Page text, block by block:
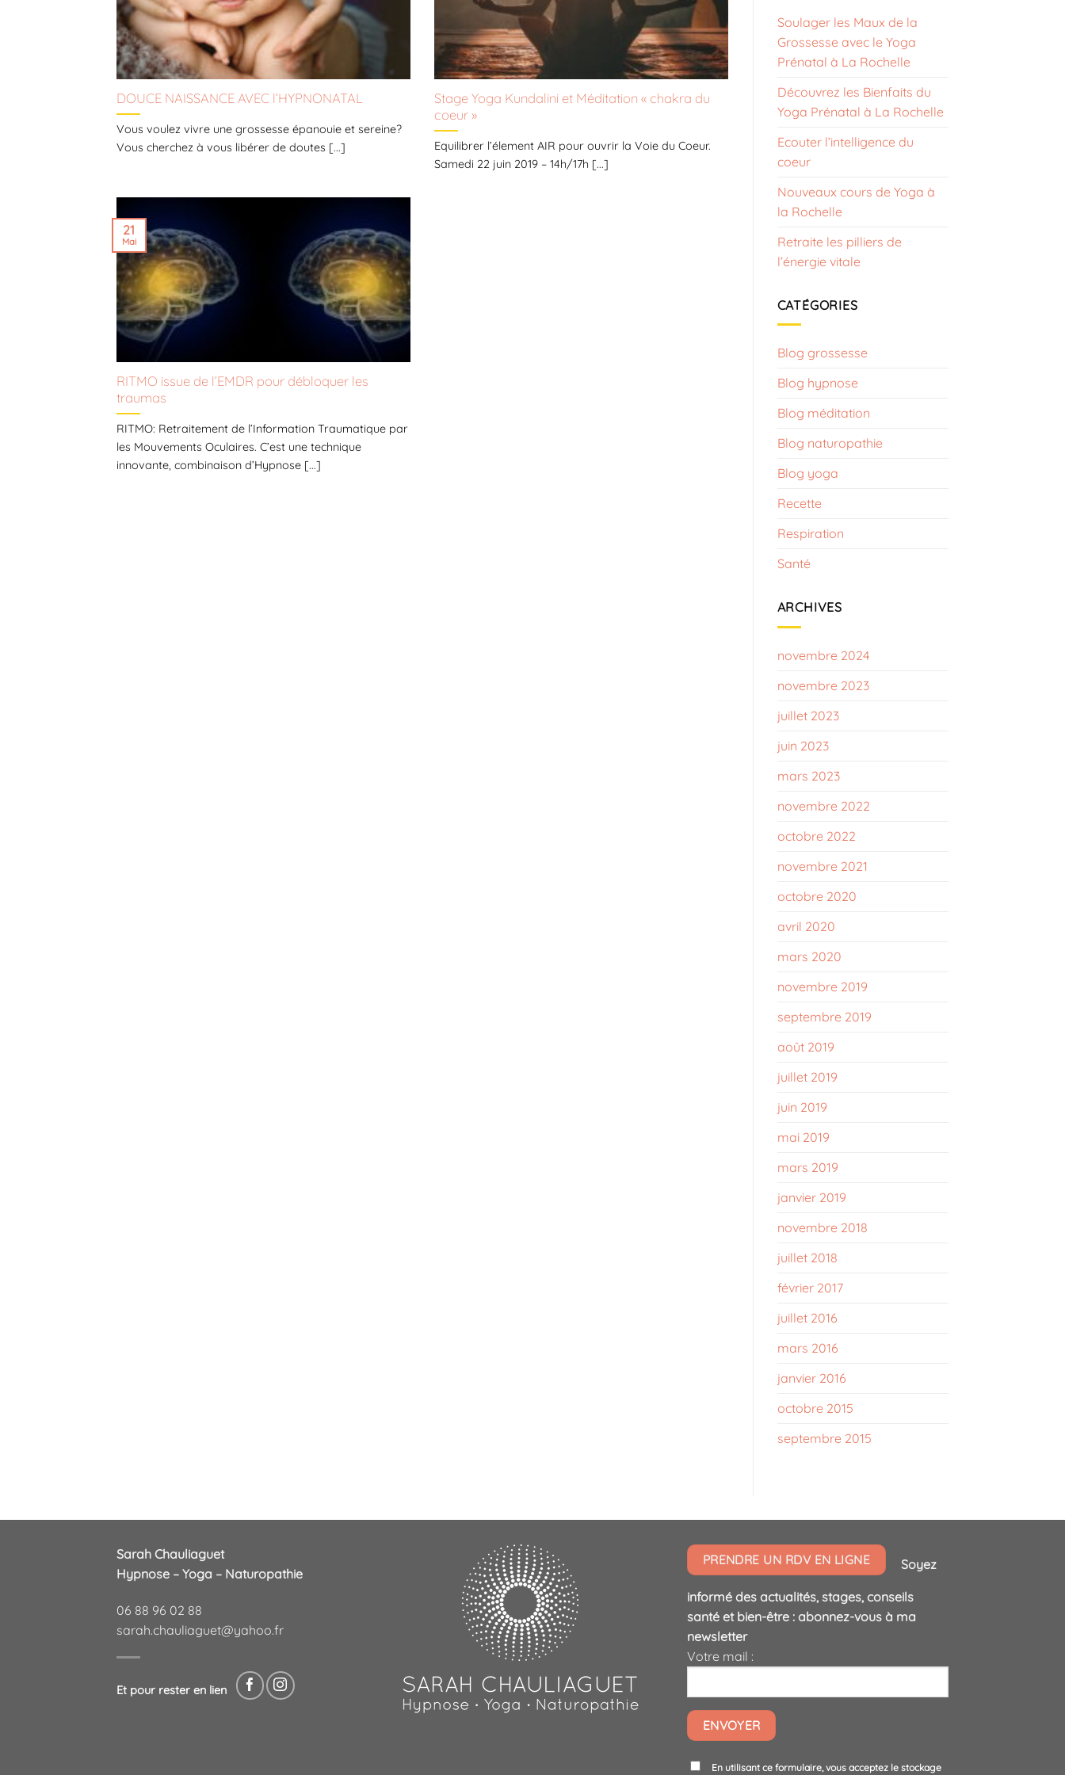
DOUCE NAISSANCE AVEC l’HYPNONATAL
Vous voulez vivre une grossesse épanouie et sereine?
Vous cherchez à vous libérer de doutes [...]
Stage Yoga Kundalini et Méditation « chakra du
coeur »
Equilibrer l’élement AIR pour ouvrir la Voie du Coeur.
Samedi 22 juin 2019 – 14h/17h [...]
RITMO issue de l’EMDR pour débloquer les
traumas
RITMO: Retraitement de l’Information Traumatique par
les Mouvements Oculaires. C’est une technique
innovante, combinaison d’Hypnose [...]
21
Mai
Soulager les Maux de la
Grossesse avec le Yoga
Prénatal à La Rochelle
Découvrez les Bienfaits du
Yoga Prénatal à La Rochelle
Ecouter l’intelligence du
coeur
Nouveaux cours de Yoga à
la Rochelle
Retraite les pilliers de
l’énergie vitale
CATÉGORIES
Blog grossesse
Blog hypnose​
Blog méditation
Blog naturopathie
Blog yoga
Recette
Respiration
Santé
ARCHIVES
novembre 2024
novembre 2023
juillet 2023
juin 2023
mars 2023
novembre 2022
octobre 2022
novembre 2021
octobre 2020
avril 2020
mars 2020
novembre 2019
septembre 2019
août 2019
juillet 2019
juin 2019
mai 2019
mars 2019
janvier 2019
novembre 2018
juillet 2018
février 2017
juillet 2016
mars 2016
janvier 2016
octobre 2015
septembre 2015
Sarah Chauliaguet
Hypnose – Yoga – Naturopathie
06 88 96 02 88
sarah.chauliaguet@yahoo.fr
Et pour rester en lien
PRENDRE UN RDV EN LIGNE Soyez
informé des actualités, stages, conseils
santé et bien-être : abonnez-vous à ma
newsletter
Votre mail :
En utilisant ce formulaire, vous acceptez le stockage